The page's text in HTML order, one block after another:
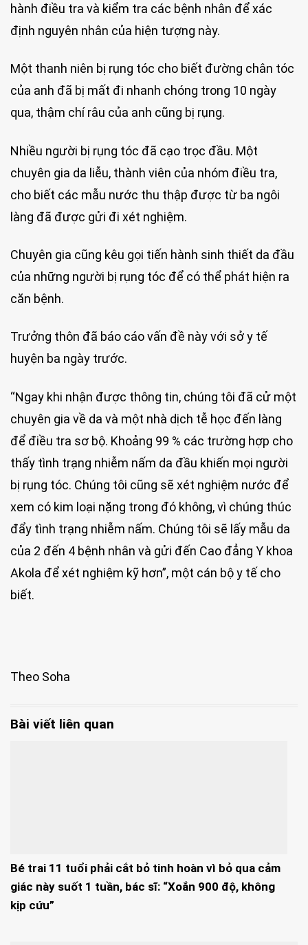
hành điều tra và kiểm tra các bệnh nhân để xác
định nguyên nhân của hiện tượng này.
Một thanh niên bị rụng tóc cho biết đường chân tóc
của anh đã bị mất đi nhanh chóng trong 10 ngày
qua, thậm chí râu của anh cũng bị rụng.
Nhiều người bị rụng tóc đã cạo trọc đầu. Một
chuyên gia da liễu, thành viên của nhóm điều tra,
cho biết các mẫu nước thu thập được từ ba ngôi
làng đã được gửi đi xét nghiệm.
Chuyên gia cũng kêu gọi tiến hành sinh thiết da đầu
của những người bị rụng tóc để có thể phát hiện ra
căn bệnh.
Trưởng thôn đã báo cáo vấn đề này với sở y tế
huyện ba ngày trước.
“Ngay khi nhận được thông tin, chúng tôi đã cử một
chuyên gia về da và một nhà dịch tễ học đến làng
để điều tra sơ bộ. Khoảng 99 % các trường hợp cho
thấy tình trạng nhiễm nấm da đầu khiến mọi người
bị rụng tóc. Chúng tôi cũng sẽ xét nghiệm nước để
xem có kim loại nặng trong đó không, vì chúng thúc
đẩy tình trạng nhiễm nấm. Chúng tôi sẽ lấy mẫu da
của 2 đến 4 bệnh nhân và gửi đến Cao đẳng Y khoa
Akola để xét nghiệm kỹ hơn”, một cán bộ y tế cho
biết.
Theo Soha
Bài viết liên quan
Bé trai 11 tuổi phải cắt bỏ tinh hoàn vì bỏ qua cảm
giác này suốt 1 tuần, bác sĩ: “Xoắn 900 độ, không
kịp cứu”